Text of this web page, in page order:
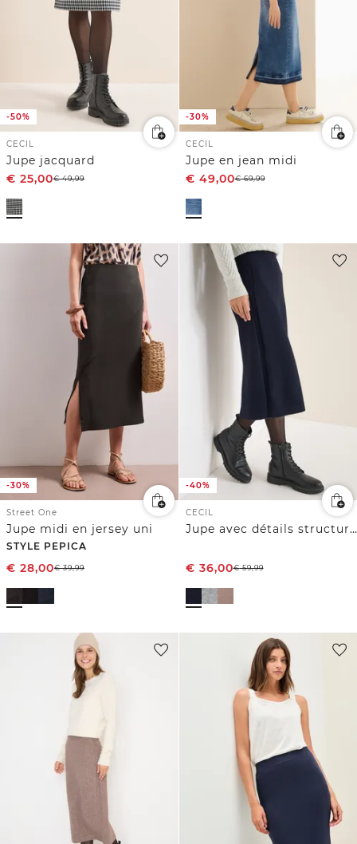
-50%
CECIL
Jupe jacquard
€ 25,00€49,99
-30%
CECIL
Jupe en jean midi
€ 49,00€69,99
-30%
Street One
Jupe midi en jersey uni
STYLE PEPICA
€ 28,00€39,99
-40%
CECIL
Jupe avec détails structurés
€ 36,00€59,99